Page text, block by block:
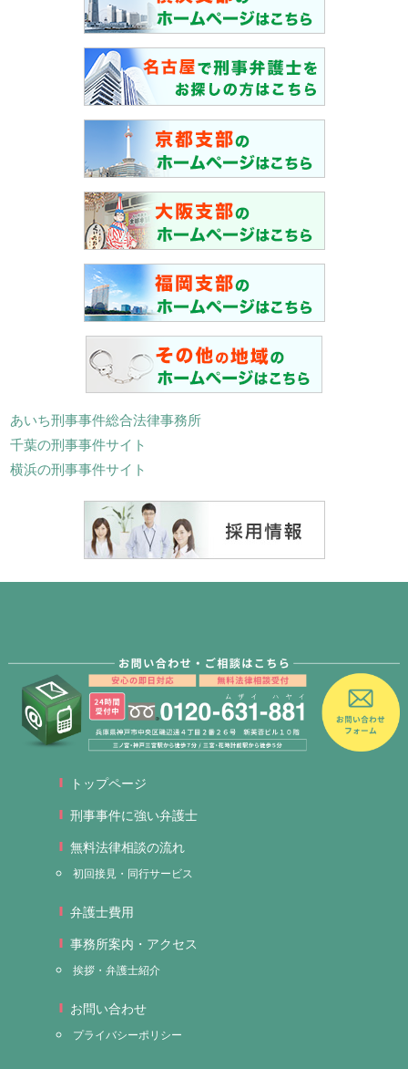
あいち刑事事件総合法律事務所
千葉の刑事事件サイト
横浜の刑事事件サイト
トップページ
刑事事件に強い弁護士
無料法律相談の流れ
初回接見・同行サービス
弁護士費用
事務所案内・アクセス
挨拶・弁護士紹介
お問い合わせ
プライバシーポリシー